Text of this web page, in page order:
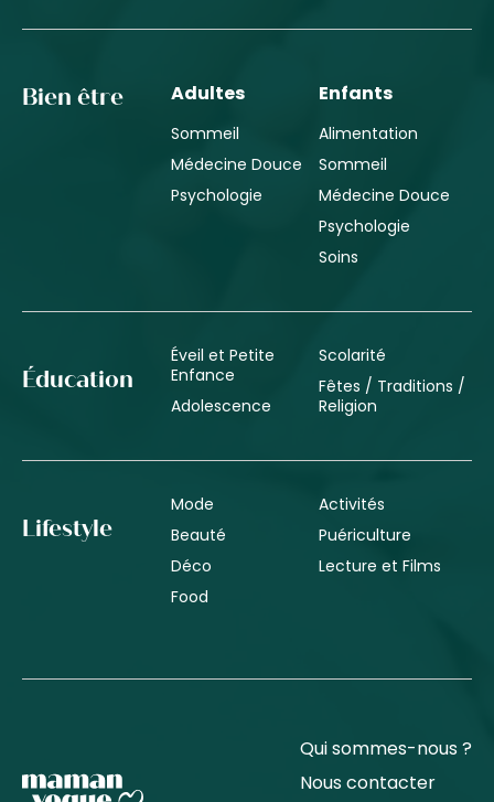
Bien être Adultes
Sommeil
Médecine Douce
Psychologie
Enfants
Alimentation
Sommeil
Médecine Douce
Psychologie
Soins
Éducation
Éveil et Petite
Enfance
Adolescence
Scolarité
Fêtes / Traditions /
Religion
Lifestyle
Mode
Beauté
Déco
Food
Activités
Puériculture
Lecture et Films
Qui sommes-nous ?
Nous contacter